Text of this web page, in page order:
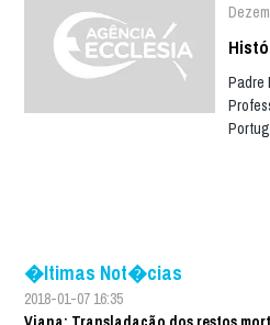
Padre
�ltimas Not�cias
2018-01-07 16:35